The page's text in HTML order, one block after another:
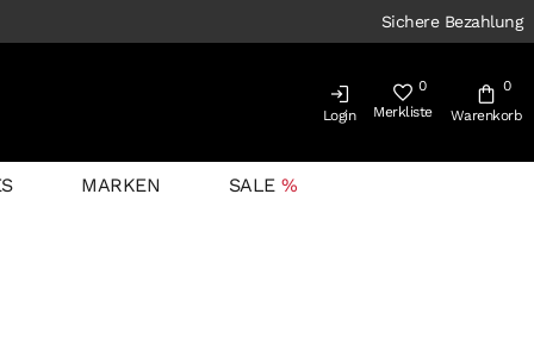
Sichere Bezahlung
Login Merkliste
0
Warenkorb
0
MARKEN SALE